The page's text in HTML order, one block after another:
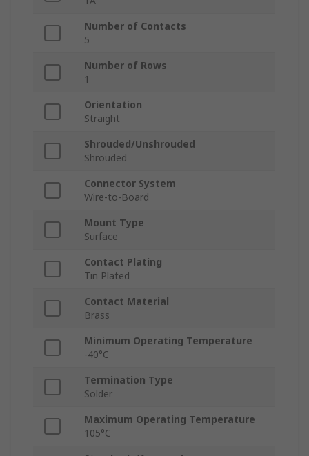
Number of Contacts
5
Number of Rows
1
Orientation
Straight
Shrouded/Unshrouded
Shrouded
Connector System
Wire-to-Board
Mount Type
Surface
Contact Plating
Tin Plated
Contact Material
Brass
Minimum Operating Temperature
-40°C
Termination Type
Solder
Maximum Operating Temperature
105°C